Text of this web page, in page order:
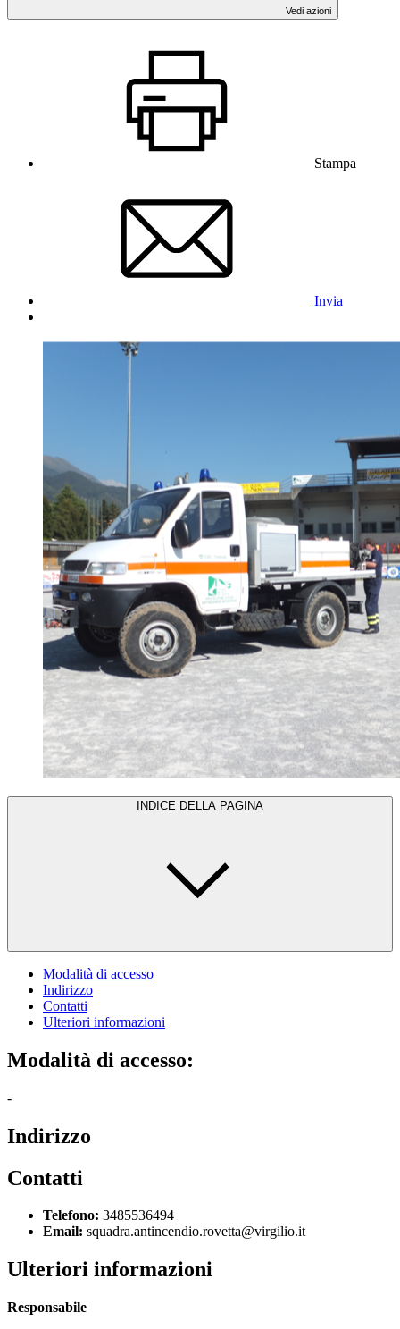
Vedi azioni
Stampa
Invia
INDICE DELLA PAGINA
Modalità di accesso
Indirizzo
Contatti
Ulteriori informazioni
Modalità di accesso:
-
Indirizzo
Contatti
Telefono: 3485536494
Email: squadra.antincendio.rovetta@virgilio.it
Ulteriori informazioni
Responsabile